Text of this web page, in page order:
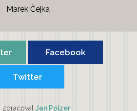
Marek Čejka
Facebook
Twitter
zpracoval Jan Polzer